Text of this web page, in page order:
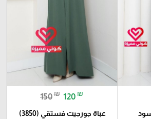
150₪ 120 ₪
عباة جورجيت فستقي (3850)